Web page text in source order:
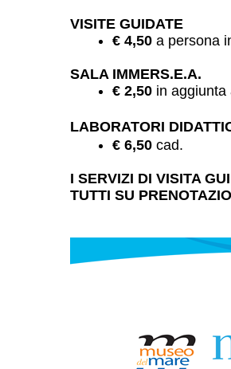
VISITE GUIDATE
€ 4,50 a persona
SALA IMMERS.E.A.
€ 2,50 in aggiunta
LABORATORI
€ 6,50 cad.
I SERVIZI DI VISITA
TUTTI SU